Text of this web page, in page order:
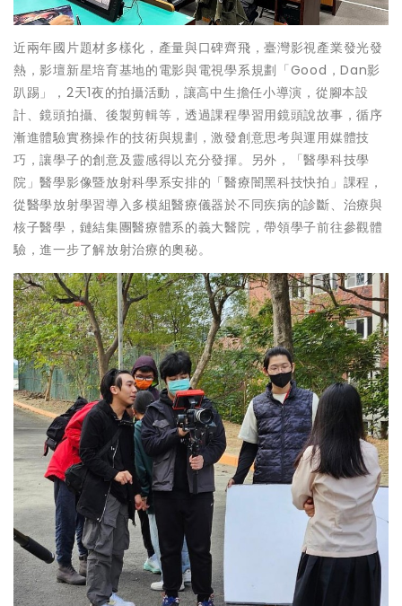
近兩年國片題材多樣化，產量與口碑齊飛，臺灣影視產業發光發
熱，影壇新星培育基地的電影與電視學系規劃「Good，Dan影
趴踢」，2天1夜的拍攝活動，讓高中生擔任小導演，從腳本設
計、鏡頭拍攝、後製剪輯等，透過課程學習用鏡頭說故事，循序
漸進體驗實務操作的技術與規劃，激發創意思考與運用媒體技
巧，讓學子的創意及靈感得以充分發揮。另外，「醫學科技學
院」醫學影像暨放射科學系安排的「醫療闇黑科技快拍」課程，
從醫學放射學習導入多模組醫療儀器於不同疾病的診斷、治療與
核子醫學，鏈結集團醫療體系的義大醫院，帶領學子前往參觀體
驗，進一步了解放射治療的奧秘。